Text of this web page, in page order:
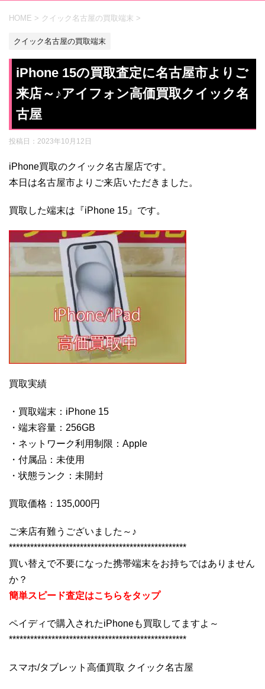
HOME > クイック名古屋の買取端末 >
クイック名古屋の買取端末
iPhone 15の買取査定に名古屋市よりご
来店～♪アイフォン高価買取クイック名
古屋
投稿日： 2023年10月12日
iPhone買取のクイック名古屋店です。
本日は名古屋市よりご来店いただきました。
買取した端末は『iPhone 15』です。
買取実績
・買取端末：iPhone 15
・端末容量：256GB
・ネットワーク利用制限：Apple
・付属品：未使用
・状態ランク：未開封
買取価格：135,000円
ご来店有難うございました～♪
**************************************************
買い替えで不要になった携帯端末をお持ちではありません
か？
簡単スピード査定はこちらをタップ
ペイディで購入されたiPhoneも買取してますよ～
**************************************************
スマホ/タブレット高価買取 クイック名古屋